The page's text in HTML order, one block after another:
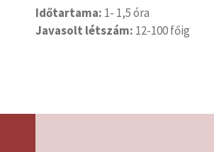
Időtartama: 1- 1,5 óra
Javasolt létszám: 12-100 főig